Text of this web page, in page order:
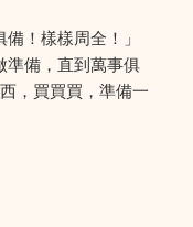
！樣樣周全！」
準備，直到萬事俱
，買買買，準備一